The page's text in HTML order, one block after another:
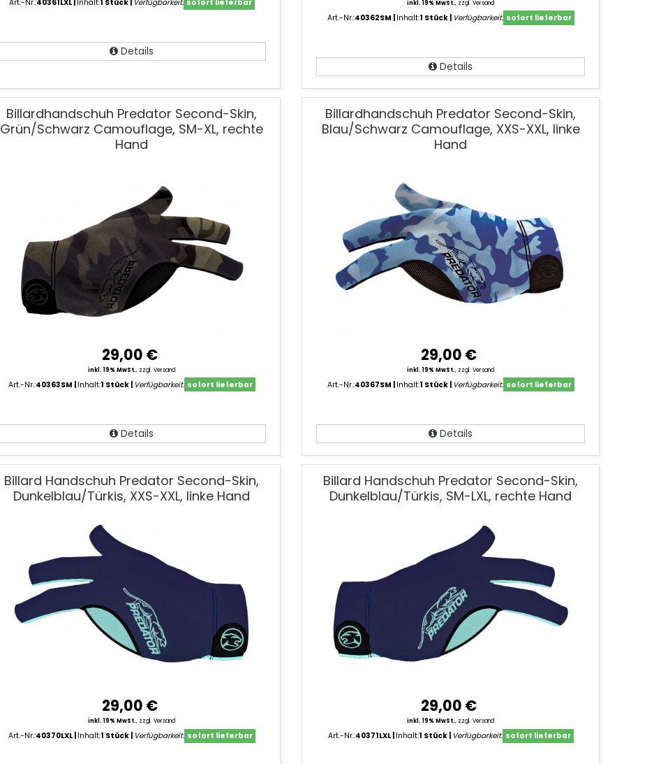
Art.-Nr.:40361LXL Inhalt:1 Stück Verfügbarkeit: sofort lieferbar
Details
inkl. 19% MwSt., zzgl. Versand
Art.-Nr.:40362SM Inhalt:1 Stück Verfügbarkeit: sofort lieferbar
Details
Billardhandschuh Predator Second-Skin,
Grün/Schwarz Camouflage, SM-XL, rechte
Hand
29,00 €
inkl. 19% MwSt., zzgl. Versand
Art.-Nr.:40363SM Inhalt:1 Stück Verfügbarkeit: sofort lieferbar
Details
Billardhandschuh Predator Second-Skin,
Blau/Schwarz Camouflage, XXS-XXL, linke
Hand
29,00 €
inkl. 19% MwSt., zzgl. Versand
Art.-Nr.:40367SM Inhalt:1 Stück Verfügbarkeit: sofort lieferbar
Details
Billard Handschuh Predator Second-Skin,
Dunkelblau/Türkis, XXS-XXL, linke Hand
29,00 €
inkl. 19% MwSt., zzgl. Versand
Art.-Nr.:40370LXL Inhalt:1 Stück Verfügbarkeit: sofort lieferbar
Billard Handschuh Predator Second-Skin,
Dunkelblau/Türkis, SM-LXL, rechte Hand
29,00 €
inkl. 19% MwSt., zzgl. Versand
Art.-Nr.:40371LXL Inhalt:1 Stück Verfügbarkeit: sofort lieferbar